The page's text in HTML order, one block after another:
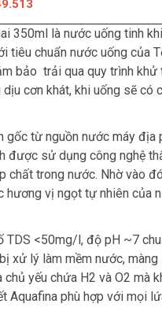
350ml là nước uống tinh
tiêu chuẩn nước uống của
bảo trải qua quy trình khử
cơn khát, khi uống sẽ có
gốc từ nguồn nước máy
được sử dụng công nghệ
chất trong nước. Nhờ vào
hương vị ngọt tự nhiên của
TDS <50mg/l, độ pH ~7
xử lý làm mềm nước,
yếu chứa H2 và O2 mà
Aquafina phù hợp với mọi